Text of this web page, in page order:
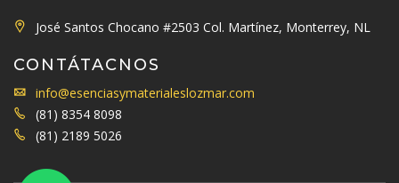
José Santos Chocano #2503 Col. Martínez, Monterrey, NL
CONTÁTACNOS
info@esenciasymaterialeslozmar.com
(81) 8354 8098
(81) 2189 5026